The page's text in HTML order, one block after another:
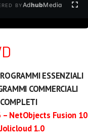
BYAdhubMedia
ESSENZIALI
COMMERCIALI
COMPLETI
– NetObjects Fusion 10
1.0